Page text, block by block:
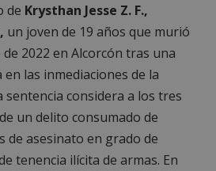
de Krysthan Jesse Z. F.,
un joven de 19 años que murió
2022 en Alcorcón tras una
las inmediaciones de la
sentencia considera a los tres
un delito consumado de
de asesinato en grado de
tenencia ilícita de armas. En